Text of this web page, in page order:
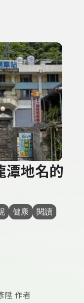
人或關鍵字
潭地名的
健康 閱讀
陞 作者